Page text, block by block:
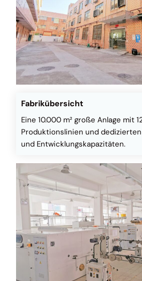
Fabrikübersicht
Eine 10.000 m² große Anlage mit
Produktionslinien und
und Entwicklungskapazitäten.